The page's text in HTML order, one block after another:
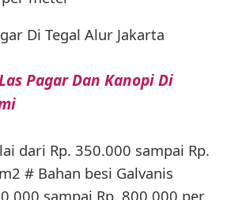
Di Tegal Alur Jakarta
Pagar Dan Kanopi Di
dari Rp. 350.000 sampai Rp.
# Bahan besi Galvanis
sampai Rp. 800.000 per